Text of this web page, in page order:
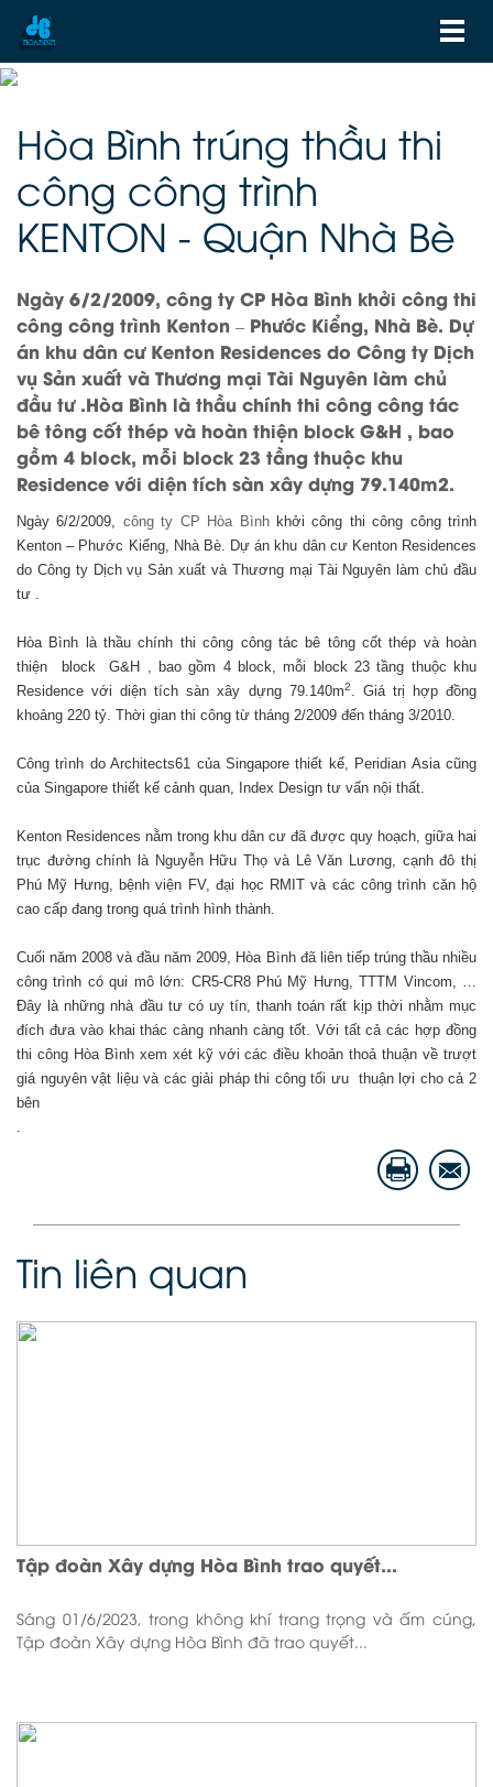
Hòa Bình trúng thầu thi
công công trình
KENTON - Quận Nhà Bè
Ngày 6/2/2009, công ty CP Hòa Bình khởi công thi
công công trình Kenton – Phước Kiểng, Nhà Bè. Dự
án khu dân cư Kenton Residences do Công ty Dịch
vụ Sản xuất và Thương mại Tài Nguyên làm chủ
đầu tư .Hòa Bình là thầu chính thi công công tác
bê tông cốt thép và hoàn thiện block G&H , bao
gồm 4 block, mỗi block 23 tầng thuộc khu
Residence với diện tích sàn xây dựng 79.140m2.
Ngày 6/2/2009, công ty CP Hòa Bìnhkhởi công thi công công trình
Kenton – Phước Kiểng, Nhà Bè. Dự án khu dân cư Kenton Residences
do Công ty Dịch vụ Sản xuất và Thương mại Tài Nguyên làm chủ đầu
tư .
Hòa Bình là thầu chính thi công công tác bê tông cốt thép và hoàn
thiện block G&H , bao gồm 4 block, mỗi block 23 tầng thuộc khu
Residence với diện tích sàn xây dựng 79.140m2. Giá trị hợp đồng
khoảng 220 tỷ. Thời gian thi công từ tháng 2/2009 đến tháng 3/2010.
Công trình do Architects61 của Singapore thiết kế, Peridian Asia cũng
của Singapore thiết kế cảnh quan, Index Design tư vấn nội thất.
Kenton Residences nằm trong khu dân cư đã được quy hoạch, giữa hai
trục đường chính là Nguyễn Hữu Thọ và Lê Văn Lương, cạnh đô thị
Phú Mỹ Hưng, bệnh viện FV, đại học RMIT và các công trình căn hộ
cao cấp đang trong quá trình hình thành.
Cuối năm 2008 và đầu năm 2009, Hòa Bình đã liên tiếp trúng thầu nhiều
công trình có qui mô lớn: CR5-CR8 Phú Mỹ Hưng, TTTM Vincom, …
Đây là những nhà đầu tư có uy tín, thanh toán rất kịp thời nhằm mục
đích đưa vào khai thác càng nhanh càng tốt. Với tất cả các hợp đồng
thi công Hòa Bình xem xét kỹ với các điều khoản thoả thuận về trượt
giá nguyên vật liệu và các giải pháp thi công tối ưu thuận lợi cho cả 2
bên
.
Tin liên quan
Tập đoàn Xây dựng Hòa Bình trao quyết...
Sáng 01/6/2023, trong không khí trang trọng và ấm cúng,
Tập đoàn Xây dựng Hòa Bình đã trao quyết...